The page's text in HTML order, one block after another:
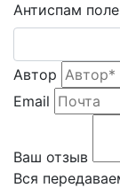
Антиспам
Автор
Email
Ваш отзыв
Вся